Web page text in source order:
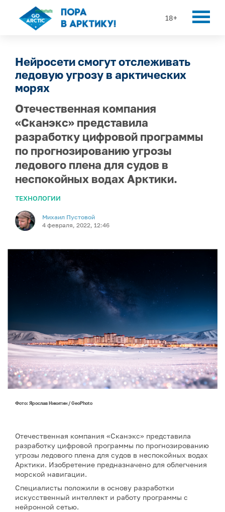
18+
Нейросети смогут отслеживать
ледовую угрозу в арктических
морях
Отечественная компания
«Сканэкс» представила
разработку цифровой программы
по прогнозированию угрозы
ледового плена для судов в
неспокойных водах Арктики.
ТЕХНОЛОГИИ
Михаил Пустовой
4 февраля, 2022, 12:46
Фото: Ярослав Никитин / GeoPhoto
Отечественная компания «Сканэкс» представила
разработку цифровой программы по прогнозированию
угрозы ледового плена для судов в неспокойных водах
Арктики. Изобретение предназначено для облегчения
морской навигации.
Специалисты положили в основу разработки
искусственный интеллект и работу программы с
нейронной сетью.